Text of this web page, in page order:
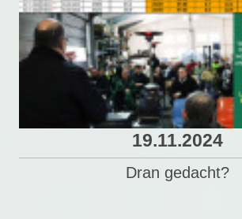
19.11.2024
Dran gedacht?